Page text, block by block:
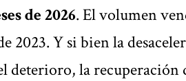
de 2026. El volumen
2023. Y si bien la
deterioro, la recuperación